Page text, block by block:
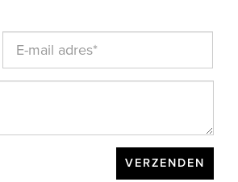
VERZENDEN